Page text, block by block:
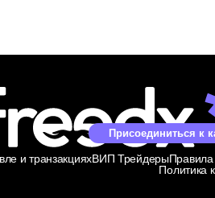
Присоединиться к
и транзакцияхВИП ТрейдерыПравила
Политика